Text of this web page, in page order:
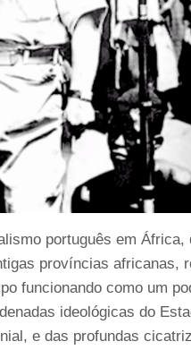
português em África,
províncias africanas,
funcionando como um
ideológicas do
e das profundas